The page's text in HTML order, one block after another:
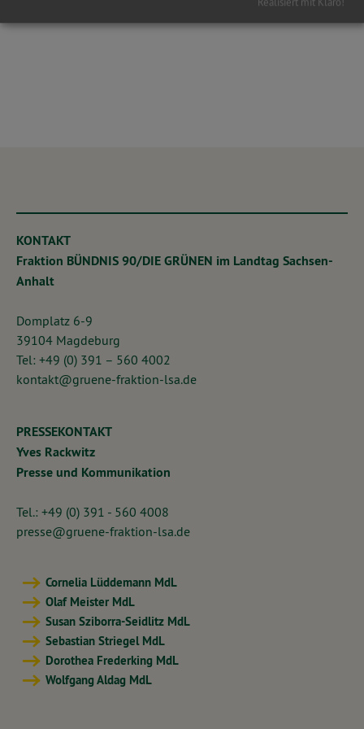
KONTAKT
Fraktion BÜNDNIS 90/DIE GRÜNEN im Landtag Sachsen-
Anhalt
Domplatz 6-9
39104 Magdeburg
Tel: +49 (0) 391 – 560 4002
kontakt@gruene-fraktion-lsa.de
PRESSEKONTAKT
Yves Rackwitz
Presse und Kommunikation
Tel.: +49 (0) 391 - 560 4008
presse@gruene-fraktion-lsa.de
Cornelia Lüddemann MdL
Olaf Meister MdL
Susan Sziborra-Seidlitz MdL
Sebastian Striegel MdL
Dorothea Frederking MdL
Wolfgang Aldag MdL